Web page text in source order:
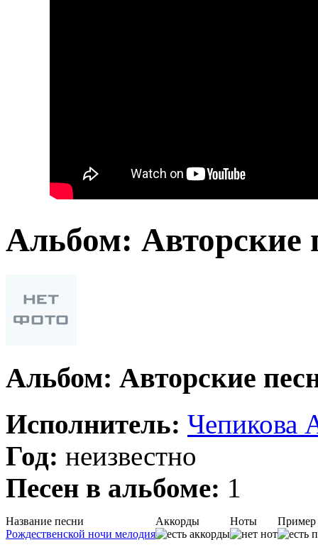
Альбом: Авторские
Альбом: Авторские
Исполнитель: Чепикова
Год: неизвестно
Песен в альбоме: 1
Название песни Аккорды Ноты
Пример
Рождественской ночи мелодия